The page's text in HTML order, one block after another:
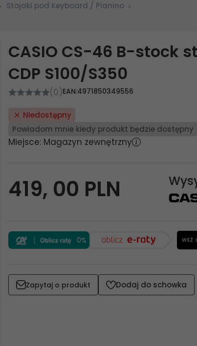
Stojaki pod Keyboard / Pianino
CASIO CS-46 B-stock
CDP S100/S350
(0)EAN:4971850349556
Niedostępny
Powiadom mnie kiedy produkt będzie dostępny
Miejsce: Magazyn zewnętrzny
419, 00 PLN
0% WEŹ
Zapytaj o produkt Dodaj do schowka